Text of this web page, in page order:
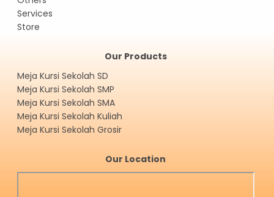
Services
Store
Our Products
Meja Kursi Sekolah SD
Meja Kursi Sekolah SMP
Meja Kursi Sekolah SMA
Meja Kursi Sekolah Kuliah
Meja Kursi Sekolah Grosir
Our Location